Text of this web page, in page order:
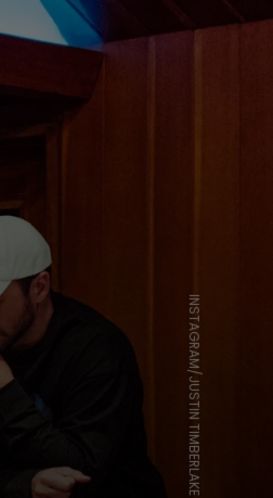
INSTAGRAM/JUSTIN TIMBERLAKE